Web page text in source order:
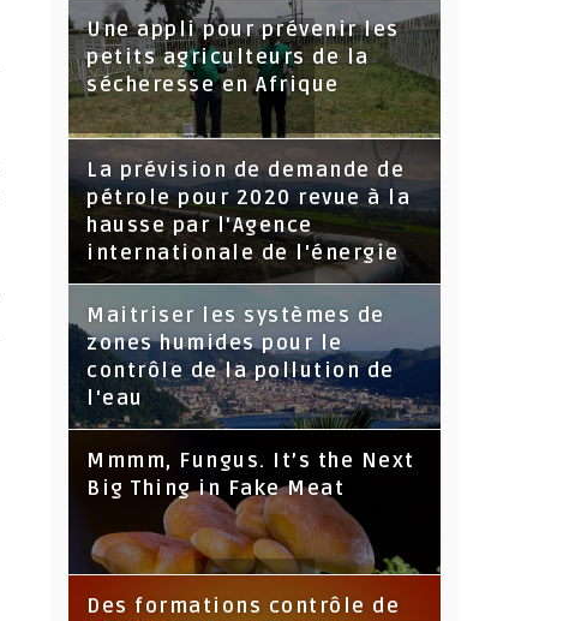
Une appli pour prévenir les
petits agriculteurs de la
sécheresse en Afrique
La prévision de demande de
pétrole pour 2020 revue à la
hausse par l'Agence
internationale de l'énergie
Maitriser les systèmes de
zones humides pour le
contrôle de la pollution de
l'eau
Mmmm, Fungus. It’s the Next
Big Thing in Fake Meat
Des formations contrôle de